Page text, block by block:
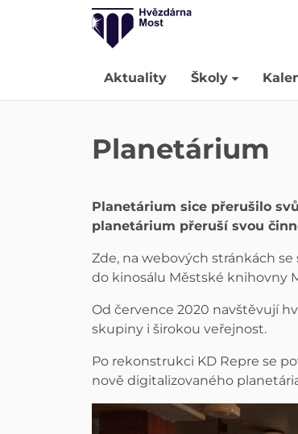
Aktuality Školy
Planetárium
Planetárium sice přerušilo
planetárium přeruší svou
Zde, na webových stránkách
do kinosálu Městské knihovny
Od července 2020 navštěvují
skupiny i širokou veřejnost.
Po rekonstrukci KD Repre se
nově digitalizovaného